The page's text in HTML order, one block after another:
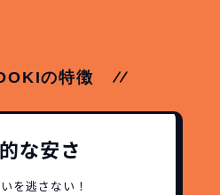
の特徴
な安さ
を逃さない！